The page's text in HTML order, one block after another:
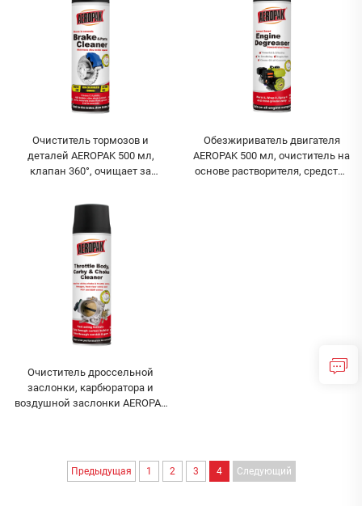
Очиститель тормозов и
деталей AEROPAK 500 мл,
клапан 360°, очищает за
системы
Обезжириватель двигателя
AEROPAK 500 мл, очиститель на
основе растворителя, средство
Очиститель дроссельной
заслонки, карбюратора и
воздушной заслонки AEROPAK
Предыдущая 1 2 3 4 Следующий